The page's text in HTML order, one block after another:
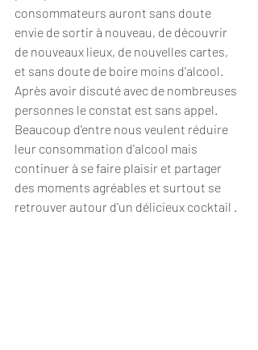
consommateurs auront sans doute
envie de sortir à nouveau, de découvrir
de nouveaux lieux, de nouvelles cartes,
et sans doute de boire moins d'alcool.
Après avoir discuté avec de nombreuses
personnes le constat est sans appel.
Beaucoup d'entre nous veulent réduire
leur consommation d'alcool mais
continuer à se faire plaisir et partager
des moments agréables et surtout se
retrouver autour d'un délicieux cocktail .